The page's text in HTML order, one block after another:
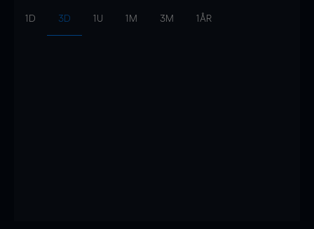
1D 3D 1U 1M 3M 1ÅR